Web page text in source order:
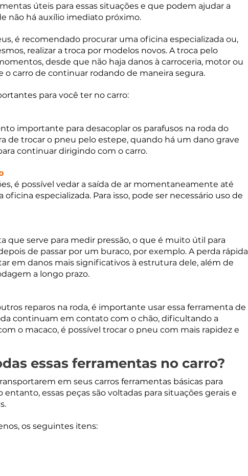
úteis para essas situações e que podem ajudar a
não há auxílio imediato próximo.
é recomendado procurar uma oficina especializada ou,
realizar a troca por modelos novos. A troca pelo
desde que não haja danos à carroceria, motor ou
o carro de continuar rodando de maneira segura.
para você ter no carro:
importante para desacoplar os parafusos na roda do
de trocar o pneu pelo estepe, quando há um dano grave
continuar dirigindo com o carro.
é possível vedar a saída de ar momentaneamente até
especializada. Para isso, pode ser necessário uso de
que serve para medir pressão, o que é muito útil para
de passar por um buraco, por exemplo. A perda rápida
em danos mais significativos à estrutura dele, além de
a longo prazo.
reparos na roda, é importante usar essa ferramenta de
continuam em contato com o chão, dificultando a
o macaco, é possível trocar o pneu com mais rapidez e
essas ferramentas no carro?
em seus carros ferramentas básicas para
essas peças são voltadas para situações gerais e
os seguintes itens: